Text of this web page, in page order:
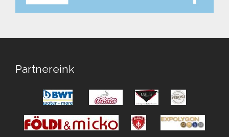
Partnereink